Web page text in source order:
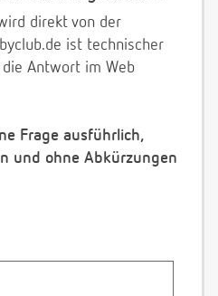
direkt von der
ist technischer
Antwort im Web
Frage ausführlich,
und ohne Abkürzungen